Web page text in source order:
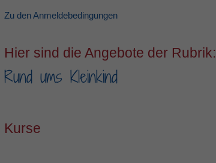
Zu den Anmeldebedingungen
Hier sind die Angebote der Rubrik:
Rund ums Kleinkind
Kurse